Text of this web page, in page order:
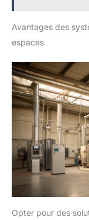
Avantages des
espaces
Opter pour des